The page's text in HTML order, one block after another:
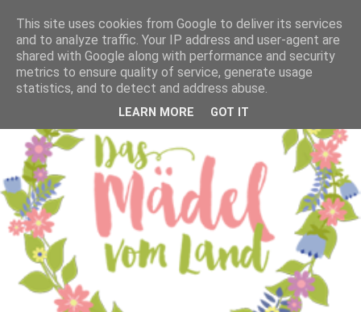
This site uses cookies from Google to deliver its services
and to analyze traffic. Your IP address and user-agent are
shared with Google along with performance and security
metrics to ensure quality of service, generate usage
statistics, and to detect and address abuse.
LEARN MORE GOT IT